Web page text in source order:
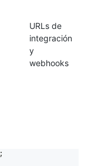
URLs de
integración
y
webhooks
;